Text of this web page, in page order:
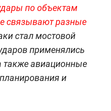
по объектам
связывают разные
стал мостовой
применялись
также авиационные
и